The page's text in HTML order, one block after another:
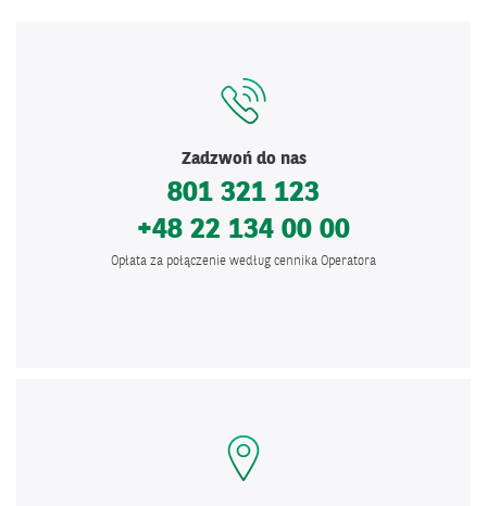
Zadzwoń do nas
801 321 123
+48 22 134 00 00
Opłata za połączenie według cennika Operatora